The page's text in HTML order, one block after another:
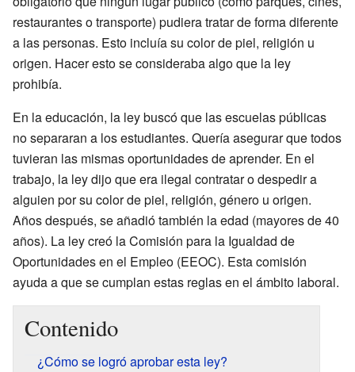
restaurantes o transporte) pudiera tratar de forma diferente
a las personas. Esto incluía su color de piel, religión u
origen. Hacer esto se consideraba algo que la ley
prohibía.
En la educación, la ley buscó que las escuelas públicas
no separaran a los estudiantes. Quería asegurar que todos
tuvieran las mismas oportunidades de aprender. En el
trabajo, la ley dijo que era ilegal contratar o despedir a
alguien por su color de piel, religión, género u origen.
Años después, se añadió también la edad (mayores de 40
años). La ley creó la Comisión para la Igualdad de
Oportunidades en el Empleo (EEOC). Esta comisión
ayuda a que se cumplan estas reglas en el ámbito laboral.
Contenido
¿Cómo se logró aprobar esta ley?